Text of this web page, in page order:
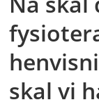
skal vi